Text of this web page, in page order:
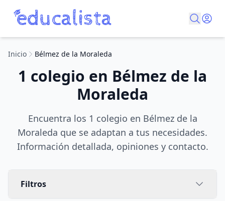
Inicio Bélmez de la Moraleda
1 colegio en Bélmez de la
Moraleda
Encuentra los 1 colegio en Bélmez de la
Moraleda que se adaptan a tus necesidades.
Información detallada, opiniones y contacto.
Filtros